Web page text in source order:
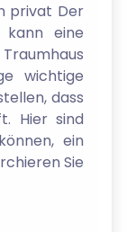
privat Der
kann eine
wichtige
dass
Hier sind
ein
Sie